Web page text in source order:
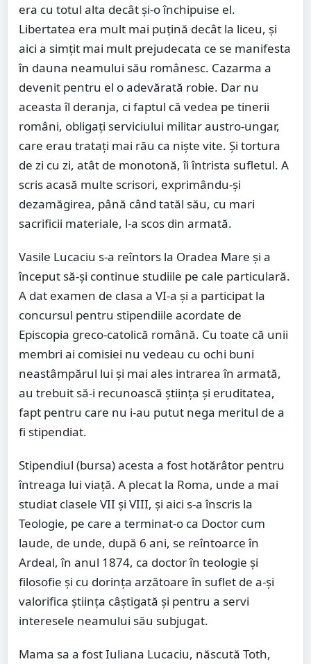
era cu totul alta decât şi-o închipuise el.
Libertatea era mult mai puţină decât la liceu, şi
aici a simţit mai mult prejudecata ce se manifesta
în dauna neamului său românesc. Cazarma a
devenit pentru el o adevărată robie. Dar nu
aceasta îl deranja, ci faptul că vedea pe tinerii
români, obligaţi serviciului militar austro-ungar,
care erau trataţi mai rău ca nişte vite. Şi tortura
de zi cu zi, atât de monotonă, îi întrista sufletul. A
scris acasă multe scrisori, exprimându-şi
dezamăgirea, până când tatăl său, cu mari
sacrificii materiale, l-a scos din armată.
Vasile Lucaciu s-a reîntors la Oradea Mare şi a
început să-şi continue studiile pe cale particulară.
A dat examen de clasa a VI-a şi a participat la
concursul pentru stipendiile acordate de
Episcopia greco-catolică română. Cu toate că unii
membri ai comisiei nu vedeau cu ochi buni
neastâmpărul lui şi mai ales intrarea în armată,
au trebuit să-i recunoască ştiinţa şi eruditatea,
fapt pentru care nu i-au putut nega meritul de a
fi stipendiat.
Stipendiul (bursa) acesta a fost hotărâtor pentru
întreaga lui viaţă. A plecat la Roma, unde a mai
studiat clasele VII şi VIII, şi aici s-a înscris la
Teologie, pe care a terminat-o ca Doctor cum
laude, de unde, după 6 ani, se reîntoarce în
Ardeal, în anul 1874, ca doctor în teologie şi
filosofie şi cu dorinţa arzătoare în suflet de a-şi
valorifica ştiinţa câştigată şi pentru a servi
interesele neamului său subjugat.
Mama sa a fost Iuliana Lucaciu, născută Toth,